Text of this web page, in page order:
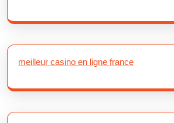
meilleur casino en ligne france